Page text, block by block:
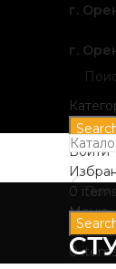
г.
г.
Войти
0
Меню
0